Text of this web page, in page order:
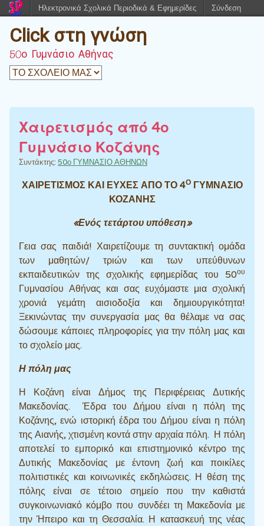
Click στη γνώση
50ο Γυμνάσιο Αθήνας
Χαιρετισμός από 4ο
Γυμνάσιο Κοζάνης
Συντάκτης: 50ο ΓΥΜΝΑΣΙΟ ΑΘΗΝΩΝ
ΧΑΙΡΕΤΙΣΜΟΣ ΚΑΙ ΕΥΧΕΣ ΑΠΟ ΤΟ 4ΟΓΥΜΝΑΣΙΟ
ΚΟΖΑΝΗΣ
«Ενός τετάρτου υπόθεση»
Γεια σας παιδιά! Χαιρετίζουμε τη συντακτική ομάδα
των μαθητών/ τριών και των υπεύθυνων
εκπαιδευτικών της σχολικής εφημερίδας του 50ου
Γυμνασίου Αθήνας και σας ευχόμαστε μια σχολική
χρονιά γεμάτη αισιοδοξία και δημιουργικότητα!
Ξεκινώντας την συνεργασία μας θα θέλαμε να σας
δώσουμε κάποιες πληροφορίες για την πόλη μας και
το σχολείο μας.
Η πόλη μας
Η Κοζάνη είναι Δήμος της Περιφέρειας Δυτικής
Μακεδονίας. Έδρα του Δήμου είναι η πόλη της
Κοζάνης, ενώ ιστορική έδρα του Δήμου είναι η πόλη
της Αιανής, χτισμένη κοντά στην αρχαία πόλη. Η πόλη
αποτελεί το εμπορικό και επιστημονικό κέντρο της
Δυτικής Μακεδονίας με έντονη ζωή και ποικίλες
πολιτιστικές και κοινωνικές εκδηλώσεις. Η θέση της
πόλης είναι σε τέτοιο σημείο που την καθιστά
συγκοινωνιακό κόμβο που συνδέει τη Μακεδονία με
την Ήπειρο και τη Θεσσαλία. Η κατασκευή της νέας
Ηλεκτρονικά Σχολικά Περιοδικά & Εφημερίδες Σύνδεση